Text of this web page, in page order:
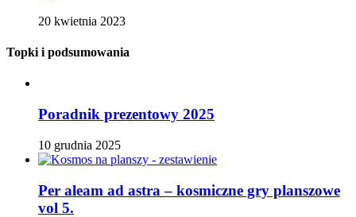
20 kwietnia 2023
Topki i podsumowania
Poradnik prezentowy 2025
10 grudnia 2025
Per aleam ad astra – kosmiczne gry planszowe
vol 5.